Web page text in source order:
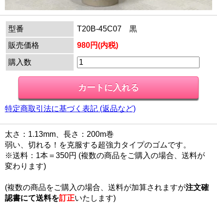
型番
T20B-45C07 黒
販売価格
980円(内税)
購入数
特定商取引法に基づく表記 (返品など)
太さ：1.13mm、長さ：200m巻
弱い、切れる！を克服する超強力タイプのゴムです。
※送料：1本＝350円 (複数の商品をご購入の場合、送料が
変わります)
(複数の商品をご購入の場合、送料が加算されますが注文確
認書にて送料を訂正いたします)